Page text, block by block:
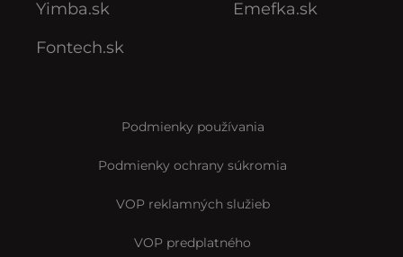
Yimba.sk
Fontech.sk
Emefka.sk
Podmienky používania
Podmienky ochrany súkromia
VOP reklamných služieb
VOP predplatného